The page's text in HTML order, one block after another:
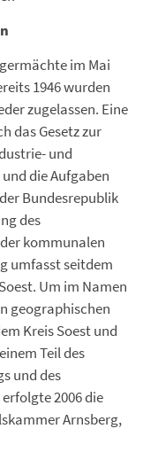
im Mai
1946 wurden
zugelassen. Eine
das Gesetz zur
und
die Aufgaben
Bundesrepublik
des
kommunalen
umfasst seitdem
Um im Namen
geographischen
Kreis Soest und
Teil des
und des
2006 die
Arnsberg,